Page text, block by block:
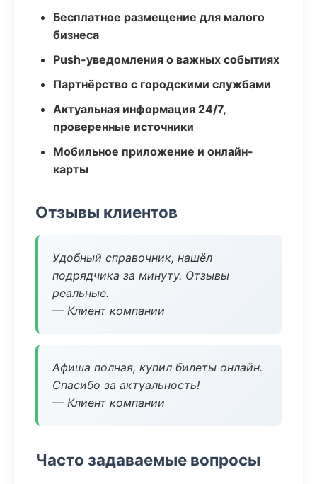
Бесплатное размещение для малого
бизнеса
Push-уведомления о важных событиях
Партнёрство с городскими службами
Актуальная информация 24/7,
проверенные источники
Мобильное приложение и онлайн-
карты
Отзывы клиентов
Удобный справочник, нашёл
подрядчика за минуту. Отзывы
реальные.
— Клиент компании
Афиша полная, купил билеты онлайн.
Спасибо за актуальность!
— Клиент компании
Часто задаваемые вопросы